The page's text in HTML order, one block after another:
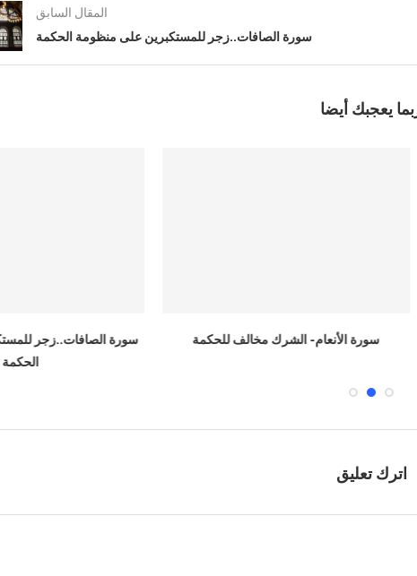
المقال السابق
سورة الصافات..زجر للمستكبرين على منظومة الحكمة
يعجبك أيضا
الشرك مخالف للحكمة
سورة الصافات..زجر للمستكبرين على
اترك تعليق